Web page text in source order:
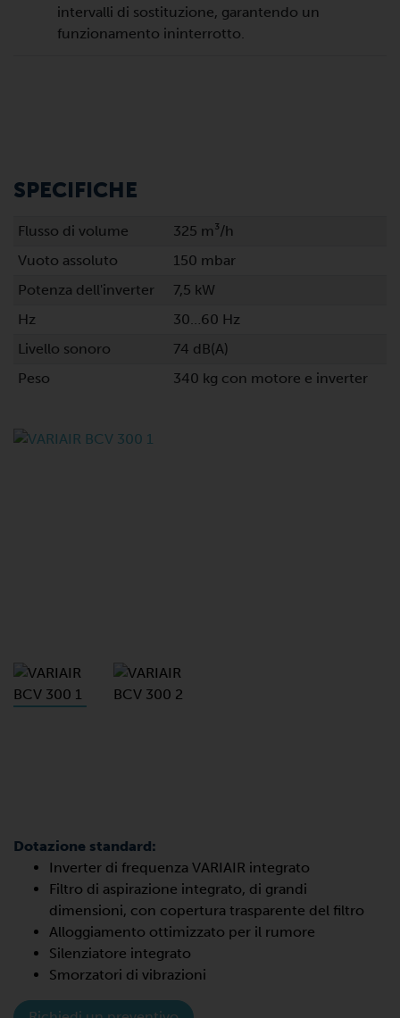
intervalli di sostituzione, garantendo un
funzionamento ininterrotto.
SPECIFICHE
Flusso di volume
325 m³/h
Vuoto assoluto
150 mbar
Potenza dell'inverter
7,5 kW
Hz
30…60 Hz
Livello sonoro
74 dB(A)
Peso
340 kg con motore e inverter
Dotazione standard:
Inverter di frequenza VARIAIR integrato
Filtro di aspirazione integrato, di grandi
dimensioni, con copertura trasparente del filtro
Alloggiamento ottimizzato per il rumore
Silenziatore integrato
Smorzatori di vibrazioni